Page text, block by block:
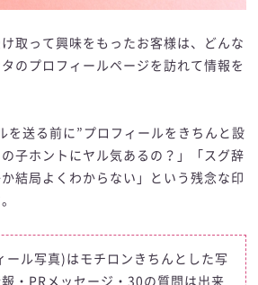
取って興味をもったお客様は、どんな
のプロフィールページを訪れて情報を
を送る前に”プロフィールをきちんと設
子ホントにヤル気あるの？」「スグ辞
結局よくわからない」という残念な印
ール写真)はモチロンきちんとした写
・PRメッセージ・30の質問は出来